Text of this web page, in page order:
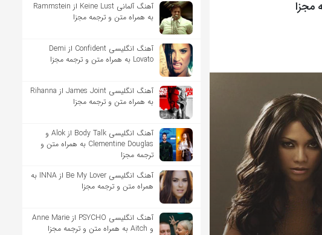
آهنگ آلمانی Keine Lust از Rammstein
به همراه متن و ترجمه مجزا
آهنگ انگلیسی Confident از Demi
Lovato به همراه متن و ترجمه مجزا
آهنگ انگلیسی James Joint از Rihanna
به همراه متن و ترجمه مجزا
آهنگ انگلیسی Body Talk از Alok و
Clementine Douglas به همراه متن و
ترجمه مجزا
آهنگ انگلیسی Be My Lover از INNA به
همراه متن و ترجمه مجزا
آهنگ انگلیسی PSYCHO از Anne Marie
و Aitch به همراه متن و ترجمه مجزا